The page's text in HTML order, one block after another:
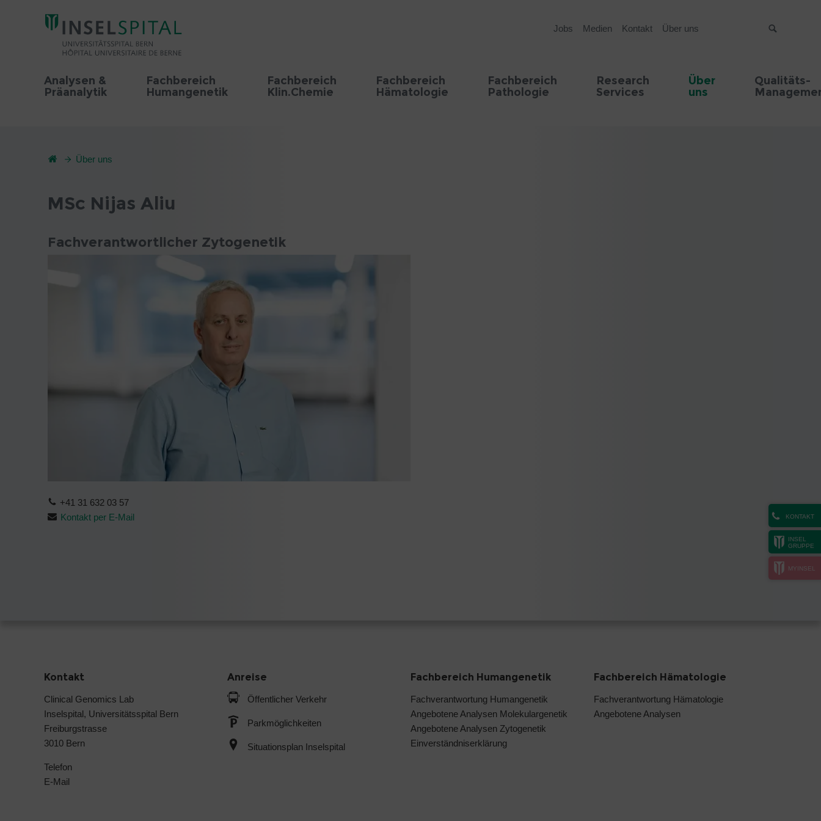
Jobs Medien Kontakt Über uns
Analysen &
Präanalytik
Fachbereich
Humangenetik
Fachbereich
Klin.Chemie
Fachbereich
Hämatologie
Fachbereich
Pathologie
Research
Services
Über
uns
Qualitäts-
KONTAKT
INSEL
GRUPPE
MYINSEL
Über uns
MSc Nijas Aliu
Fachverantwortlicher Zytogenetik
+41 31 632 03 57
Kontakt per E-Mail
Kontakt
Clinical Genomics Lab
Inselspital, Universitätsspital Bern
Freiburgstrasse
3010 Bern
Telefon
E-Mail
Anreise
Öffentlicher Verkehr
Parkmöglichkeiten
Situationsplan Inselspital
Fachbereich Humangenetik
Fachverantwortung Humangenetik
Angebotene Analysen Molekulargenetik
Angebotene Analysen Zytogenetik
Einverständniserklärung
Fachbereich Hämatologie
Fachverantwortung Hämatologie
Angebotene Analysen